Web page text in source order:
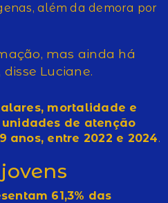
além da demora por
mas ainda há
Luciane.
mortalidade e
de atenção
anos, entre 2022 e 2024.
61,3% das